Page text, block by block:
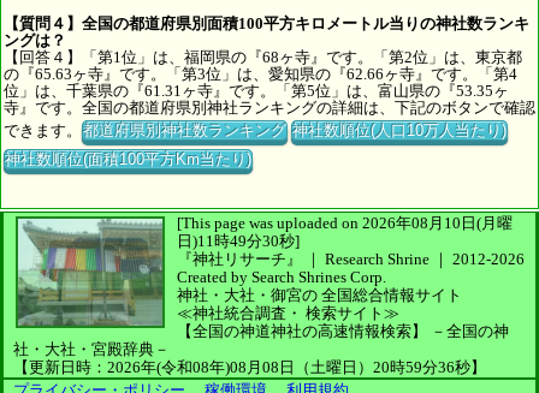
【質問４】全国の都道府県別面積100平方キロメートル当りの神社数ランキ
ングは？
【回答４】「第1位」は、福岡県の『68ヶ寺』です。「第2位」は、東京都
の『65.63ヶ寺』です。「第3位」は、愛知県の『62.66ヶ寺』です。「第4
位」は、千葉県の『61.31ヶ寺』です。「第5位」は、富山県の『53.35ヶ
寺』です。全国の都道府県別神社ランキングの詳細は、下記のボタンで確認
できます。都道府県別神社数ランキング 神社数順位(人口10万人当たり)
神社数順位(面積100平方Km当たり)
[This page was uploaded on 2026年08月10日(月曜
日)11時49分30秒]
『神社リサーチ』 ｜ Research Shrine ｜ 2012-2026
Created by Search Shrines Corp.
神社・大社・御宮の 全国総合情報サイト
≪神社統合調査・ 検索サイト≫
【全国の神道神社の高速情報検索】
－全国の神
社・大社・宮殿辞典－
【更新日時：2026年(令和08年)08月08日（土曜日）20時59分36秒】